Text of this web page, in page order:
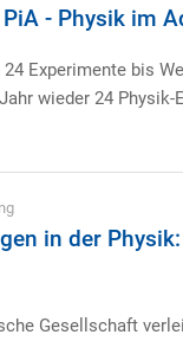
- Physik im
Experimente bis
wieder 24
in der
Gesellschaft